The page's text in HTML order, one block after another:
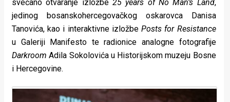
Ideje
koje
Urban
Places
svečano otvaranje izložbe25 years of No Man’s Land,
jedinog bosanskohercegovačkog oskarovca Danisa
Tanovića, kao i interaktivne izložbePosts for Resistance
u Galeriji Manifesto te radionice analogne fotografije
Darkroom Adila Sokolovića u Historijskom muzeju Bosne
i Hercegovine.